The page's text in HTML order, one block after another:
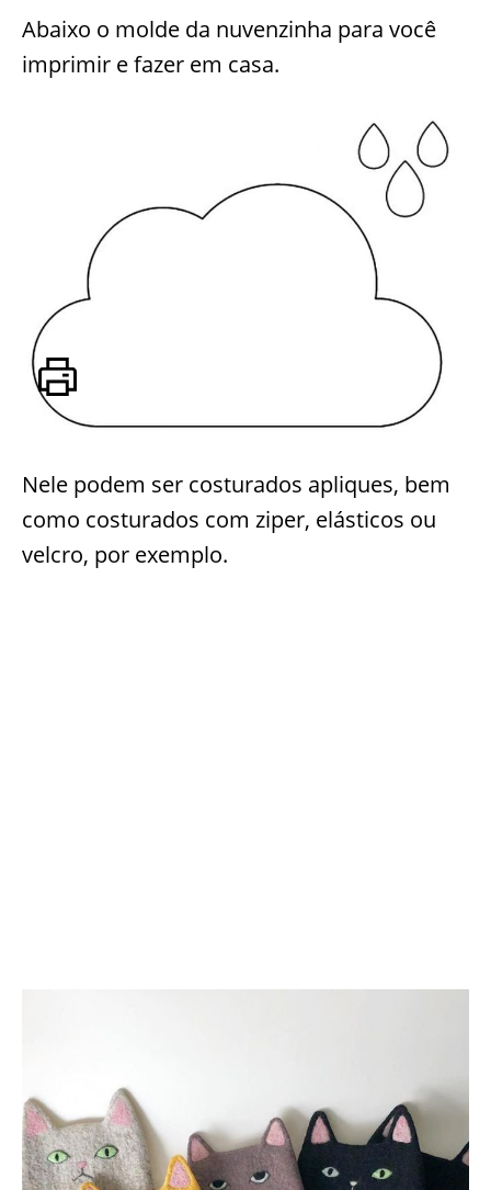
Abaixo o molde da nuvenzinha para você
imprimir e fazer em casa.
Nele podem ser costurados apliques, bem
como costurados com ziper, elásticos ou
velcro, por exemplo.